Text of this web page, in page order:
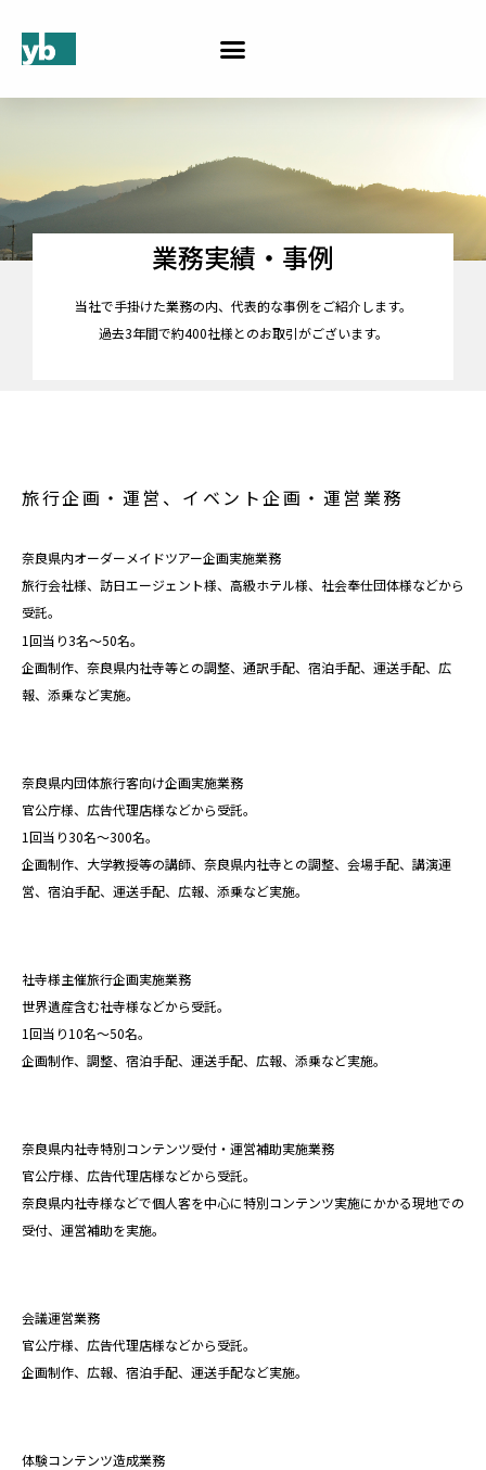
業務実績・事例
当社で手掛けた業務の内、代表的な事例をご紹介します。
過去3年間で約400社様とのお取引がございます。
旅行企画・運営、イベント企画・運営業務
奈良県内オーダーメイドツアー企画実施業務
旅行会社様、訪日エージェント様、高級ホテル様、社会奉仕団体様などから
受託。
1回当り3名〜50名。
企画制作、奈良県内社寺等との調整、通訳手配、宿泊手配、運送手配、広
報、添乗など実施。
奈良県内団体旅行客向け企画実施業務
官公庁様、広告代理店様などから受託。
1回当り30名〜300名。
企画制作、大学教授等の講師、奈良県内社寺との調整、会場手配、講演運
営、宿泊手配、運送手配、 広報、添乗など実施。
社寺様主催旅行企画実施業務
世界遺産含む社寺様などから受託。
1回当り10名〜50名。
企画制作、調整、宿泊手配、運送手配、広報、添乗など実施。
奈良県内社寺特別コンテンツ受付・運営補助実施業務
官公庁様、広告代理店様などから受託。
奈良県内社寺様などで個人客を中心に特別コンテンツ実施にかかる現地での
受付、運営補助を実施。
会議運営業務
官公庁様、広告代理店様などから受託。
企画制作、広報、宿泊手配、運送手配など実施。
体験コンテンツ造成業務